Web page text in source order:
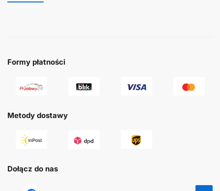
Formy płatności
Metody dostawy
Dołącz do nas